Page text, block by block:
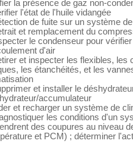
la présence de gaz non-
l'état de l'huile vidangée
de fuite sur un système
et remplacement du
le condenseur pour
d'air
et inspecter les flexibles, les
les étanchéités, et les
et installer le
accumulateur
et recharger un système de
les conditions d'un
des coupures au niveau
et PCM) ; déterminer